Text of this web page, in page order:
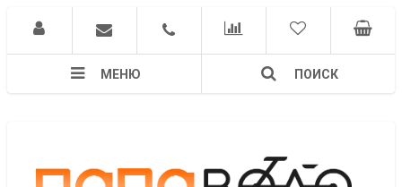
МЕНЮ ПОИСК